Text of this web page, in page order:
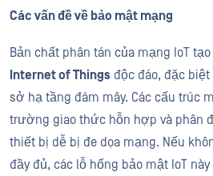
Các vấn đề về bảo mật mạng
Bản chất phân tán của mạng IoT tạo
Internet of Things độc đáo, đặc
sở hạ tầng đám mây. Các cấu trúc
trường giao thức hỗn hợp và phân
thiết bị dễ bị đe dọa mạng. Nếu
đầy đủ, các lỗ hổng bảo mật IoT